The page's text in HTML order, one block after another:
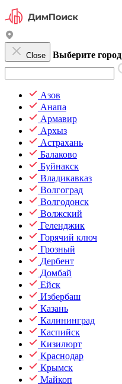
Close Выберите город
Азов
Анапа
Армавир
Архыз
Астрахань
Балаково
Буйнакск
Владикавказ
Волгоград
Волгодонск
Волжский
Геленджик
Горячий ключ
Грозный
Дербент
Домбай
Ейск
Избербаш
Казань
Калининград
Каспийск
Кизилюрт
Краснодар
Крымск
Майкоп